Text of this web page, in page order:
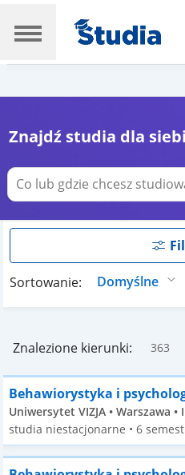
Znajdź studia dla
Sortowanie:
Znalezione kierunki: 363
Behawiorystyka i
Uniwersytet VIZJA • Warszawa •
studia niestacjonarne • 6